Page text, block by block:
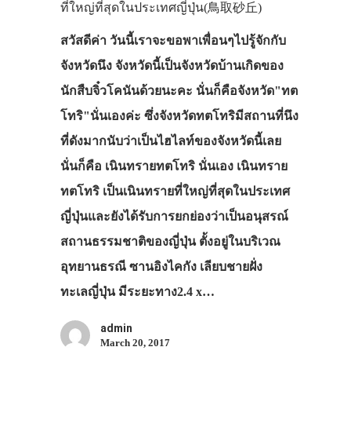
ที่ใหญ่ที่สุดในประเทศญี่ปุ่น(鳥取砂丘)
สวัสดีค่า วันนี้เราจะขอพาเพื่อนๆไปรู้จักกับ
จังหวัดนึง จังหวัดนี้เป็นจังหวัดบ้านเกิดของ
นักสืบจิ๋วโคนันด้วยนะคะ นั่นก็คือจังหวัด"ทต
โทริ"นั่นเองค่ะ ซึ่งจังหวัดทตโทริมีสถานที่นึง
ที่ดังมากนับว่าเป็นไฮไลท์ของจังหวัดนี้เลย
นั่นก็คือ เนินทรายทตโทริ นั่นเอง เนินทราย
ทตโทริ เป็นเนินทรายที่ใหญ่ที่สุดในประเทศ
ญี่ปุ่นและยังได้รับการยกย่องว่าเป็นอนุสรณ์
สถานธรรมชาติของญี่ปุ่น ตั้งอยู่ในบริเวณ
อุทยานธรณี ซานอิงไคกัง เลียบชายฝั่ง
ทะเลญี่ปุ่น มีระยะทาง2.4 x…
admin
March 20, 2017